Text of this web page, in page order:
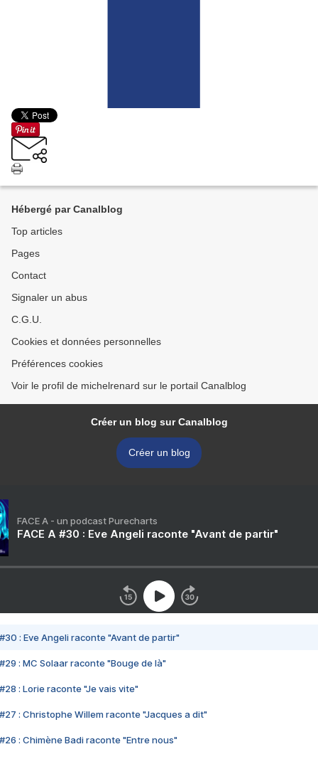
Hébergé par Canalblog
Top articles
Pages
Contact
Signaler un abus
C.G.U.
Cookies et données personnelles
Préférences cookies
Voir le profil de michelrenard sur le portail Canalblog
Créer un blog sur Canalblog
Créer un blog
FACE A - un podcast Purecharts
FACE A #30 : Eve Angeli raconte "Avant de partir"
#30 : Eve Angeli raconte "Avant de partir"
#29 : MC Solaar raconte "Bouge de là"
#28 : Lorie raconte "Je vais vite"
#27 : Christophe Willem raconte "Jacques a dit"
#26 : Chimène Badi raconte "Entre nous"